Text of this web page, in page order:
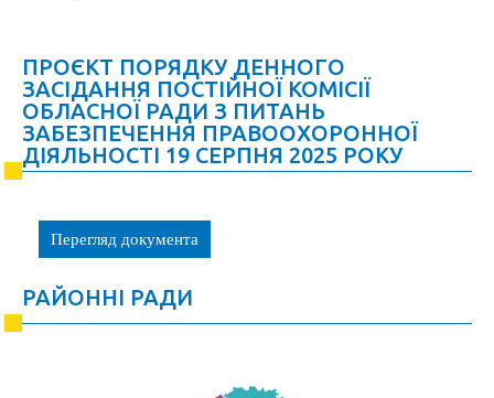
ПРОЄКТ ПОРЯДКУ ДЕННОГО
ЗАСІДАННЯ ПОСТІЙНОЇ КОМІСІЇ
ОБЛАСНОЇ РАДИ З ПИТАНЬ
ЗАБЕЗПЕЧЕННЯ ПРАВООХОРОННОЇ
ДІЯЛЬНОСТІ 19 СЕРПНЯ 2025 РОКУ
Перегляд документа
РАЙОННІ РАДИ